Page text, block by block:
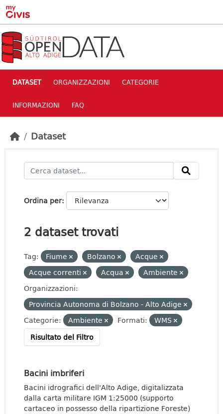
Skip to main content
DATASET ORGANIZZAZIONI CATEGORIE
INFORMAZIONI FAQ
Dataset
Ordina per
2 dataset trovati
Tag: Fiume Bolzano
Acque
Acque correnti
Acqua
Ambiente
Organizzazioni:
Provincia Autonoma di Bolzano - Alto Adige
Categorie:
Ambiente Formati:
WMS
Risultato del Filtro
Bacini imbriferi
Bacini idrografici dell'Alto Adige, digitalizzata
dalla carta militare IGM 1:25000 (supporto
cartaceo in possesso della ripartizione Foreste)